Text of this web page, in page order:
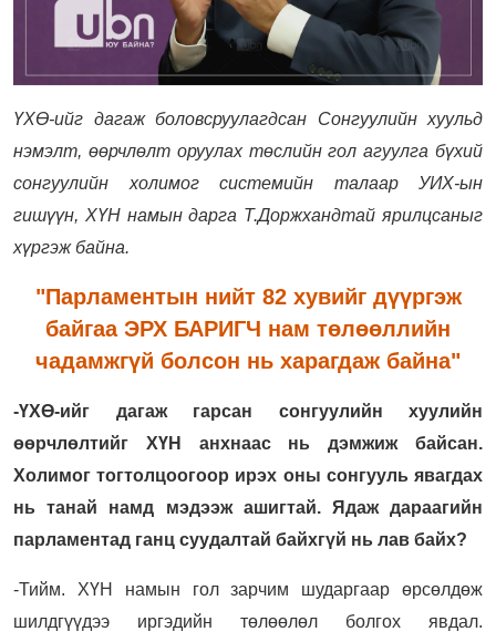
ҮХӨ-ийг дагаж боловсруулагдсан Сонгуулийн хуульд
нэмэлт, өөрчлөлт оруулах төслийн гол агуулга бүхий
сонгуулийн холимог системийн талаар УИХ-ын
гишүүн, ХҮН намын дарга Т.Доржхандтай ярилцсаныг
хүргэж байна.
"Парламентын нийт 82 хувийг дүүргэж
байгаа ЭРХ БАРИГЧ нам төлөөллийн
чадамжгүй болсон нь харагдаж байна"
-ҮХӨ-ийг дагаж гарсан сонгуулийн хуулийн
өөрчлөлтийг ХҮН анхнаас нь дэмжиж байсан.
Холимог тогтолцоогоор ирэх оны сонгууль явагдах
нь танай намд мэдээж ашигтай. Ядаж дараагийн
парламентад ганц суудалтай байхгүй нь лав байх?
-Тийм. ХҮН намын гол зарчим шударгаар өрсөлдөж
шилдгүүдээ иргэдийн төлөөлөл болгох явдал.